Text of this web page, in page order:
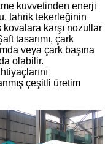
kuvvetinden enerji
tahrik tekerleğinin
kovalara karşı nozullar
tasarımı, çark
veya çark başına
olabilir.
çeşitli üretim